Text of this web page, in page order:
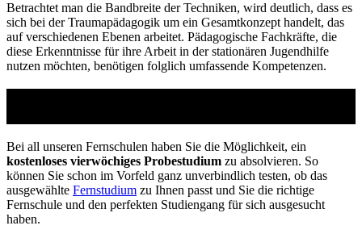
Betrachtet man die Bandbreite der Techniken, wird deutlich, dass es
sich bei der Traumapädagogik um ein Gesamtkonzept handelt, das
auf verschiedenen Ebenen arbeitet. Pädagogische Fachkräfte, die
diese Erkenntnisse für ihre Arbeit in der stationären Jugendhilfe
nutzen möchten, benötigen folglich umfassende Kompetenzen.
Bei all unseren Fernschulen haben Sie die Möglichkeit, ein
kostenloses vierwöchiges Probestudium zu absolvieren. So
können Sie schon im Vorfeld ganz unverbindlich testen, ob das
ausgewählte Fernstudium zu Ihnen passt und Sie die richtige
Fernschule und den perfekten Studiengang für sich ausgesucht
haben.